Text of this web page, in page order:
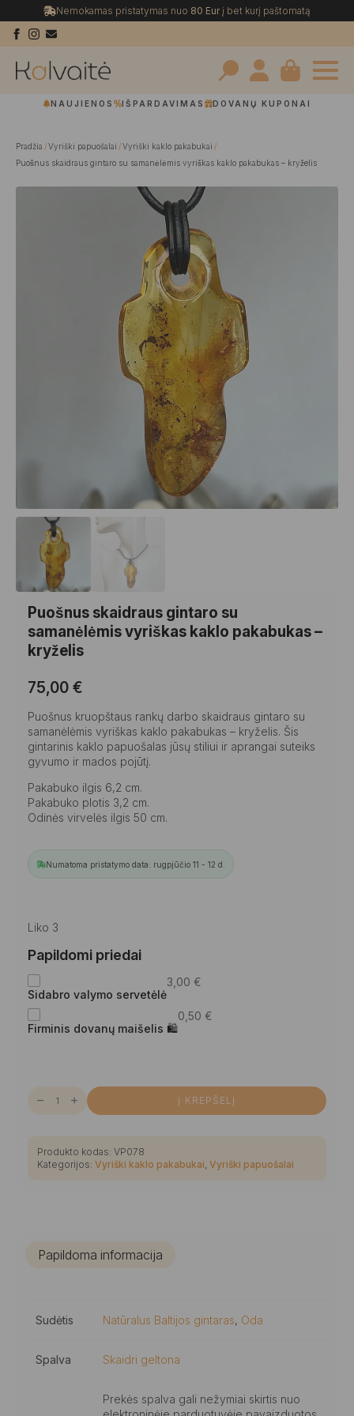
Nemokamas pristatymas nuo 80 Eurį bet kurį paštomatą
Search
NAUJIENOS IŠPARDAVIMAS DOVANŲ KUPONAI
Pradžia Vyriški papuošalai
Vyriški kaklo pakabukai
Puošnus skaidraus gintaro su samanėlėmis vyriškas kaklo pakabukas – kryželis
Puošnus skaidraus gintaro su
samanėlėmis vyriškas kaklo pakabukas –
kryželis
75,00 €
Puošnus kruopštaus rankų darbo skaidraus gintaro su
samanėlėmis vyriškas kaklo pakabukas – kryželis. Šis
gintarinis kaklo papuošalas jūsų stiliui ir aprangai suteiks
gyvumo ir mados pojūtį.
Pakabuko ilgis 6,2 cm.
Pakabuko plotis 3,2 cm.
Odinės virvelės ilgis 50 cm.
Numatoma pristatymo data: rugpjūčio 11 - 12 d.
Liko 3
Papildomi priedai
Sidabro valymo servetėlė
3,00 €
Firminis dovanų maišelis 🛍
0,50 €
kiekis:
su
samanėlėmis
vyriškas
Į KREPŠELĮ
Produkto kodas: VP078
Kategorijos: Vyriški kaklo pakabukai Vyriški papuošalai
Papildoma informacija
Sudėtis Natūralus Baltijos gintaras, Oda
Spalva Skaidri geltona
Prekės spalva gali nežymiai skirtis nuo